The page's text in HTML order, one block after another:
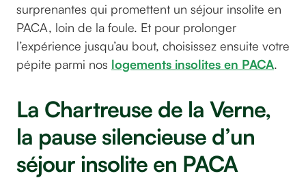
surprenantes qui promettent un séjour insolite en
PACA, loin de la foule. Et pour prolonger
l’expérience jusqu’au bout, choisissez ensuite votre
pépite parmi nos logements insolites en PACA.
La Chartreuse de la Verne,
la pause silencieuse d’un
séjour insolite en PACA